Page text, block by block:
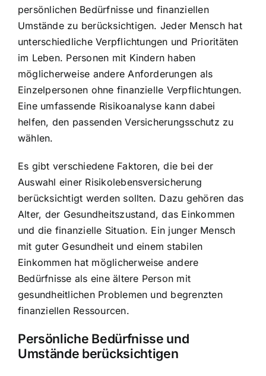
persönlichen Bedürfnisse und finanziellen
Umständezu berücksichtigen. Jeder Mensch hat
unterschiedliche Verpflichtungen und Prioritäten
im Leben. Personen mit Kindern haben
möglicherweise andere Anforderungen als
Einzelpersonen ohne finanzielle Verpflichtungen.
Eine umfassende Risikoanalyse kann dabei
helfen, den passenden Versicherungsschutz zu
wählen.
Es gibt verschiedene Faktoren, die bei der
Auswahl einer Risikolebensversicherung
berücksichtigt werden sollten. Dazu gehören das
Alter, der Gesundheitszustand, das Einkommen
und die finanzielle Situation. Ein junger Mensch
mit guter Gesundheit und einem stabilen
Einkommen hat möglicherweise andere
Bedürfnisse als eine ältere Person mit
gesundheitlichen Problemen und begrenzten
finanziellen Ressourcen.
Persönliche Bedürfnisse und
Umstände berücksichtigen